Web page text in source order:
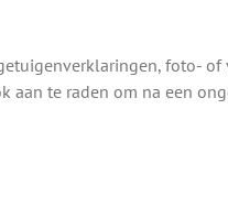
foto-
aan te raden om na een